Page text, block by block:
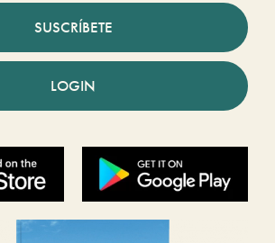
SUSCRÍBETE
LOGIN